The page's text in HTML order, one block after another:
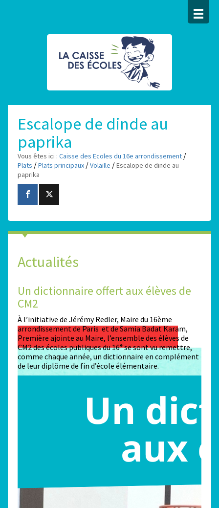
Escalope de dinde au
paprika
Vous êtes ici : Caisse des Ecoles du 16e arrondissement /
Plats /Plats principaux /Volaille /Escalope de dinde au
paprika
Actualités
Un dictionnaire offert aux élèves de
CM2
À l’initiative de Jérémy Redler, Maire du 16ème
arrondissement de Paris et de Samia Badat Karam,
Première ajointe au Maire, l’ensemble des élèves de
CM2 des écoles publiques du 16ᵉ se sont vu remettre,
comme chaque année, un dictionnaire en complément
de leur diplôme de fin d’école élémentaire.